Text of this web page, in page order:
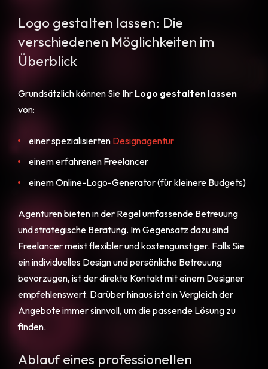
Logo gestalten lassen: Die
verschiedenen Möglichkeiten im
Überblick
Grundsätzlich können Sie Ihr Logo gestalten lassen
von:
einer spezialisierten Designagentur
einem erfahrenen Freelancer
einem Online-Logo-Generator (für kleinere Budgets)
Agenturen bieten in der Regel umfassende Betreuung
und strategische Beratung. Im Gegensatz dazu sind
Freelancer meist flexibler und kostengünstiger. Falls Sie
ein individuelles Design und persönliche Betreuung
bevorzugen, ist der direkte Kontakt mit einem Designer
empfehlenswert. Darüber hinaus ist ein Vergleich der
Angebote immer sinnvoll, um die passende Lösung zu
finden.
Ablauf eines professionellen